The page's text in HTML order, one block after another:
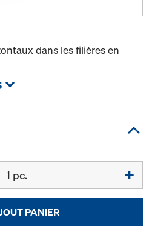
dans les filières en
PANIER